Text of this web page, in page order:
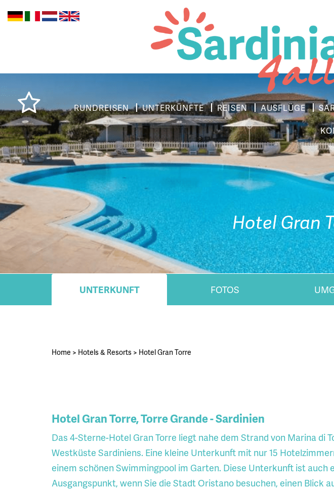
RUNDREISEN UNTERKÜNFTE REISEN AUSFLÜGE
Hotel Gran
UNTERKUNFT FOTOS
Home > Hotels & Resorts > Hotel Gran Torre
Hotel Gran Torre, Torre Grande - Sardinien
Das 4-Sterne-Hotel Gran Torre liegt nahe dem Strand von Marina di
Westküste Sardiniens. Eine kleine Unterkunft mit nur 15
einem schönen Swimmingpool im Garten. Diese Unterkunft ist auch
Ausgangspunkt, wenn Sie die Stadt Oristano besuchen, einen Blick